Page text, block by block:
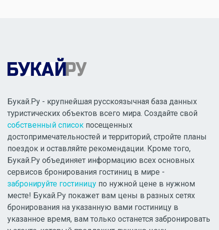
Букай.Ру - крупнейшая русскоязычная база данных
туристических объектов всего мира. Создайте свой
собственный список посещенных
достопримечательностей и территорий, стройте планы
поездок и оставляйте рекомендации. Кроме того,
Букай.Ру объединяет информацию всех основных
сервисов бронирования гостиниц в мире -
забронируйте гостиницу по нужной цене в нужном
месте! Букай.Ру покажет вам цены в разных сетях
бронирования на указанную вами гостиницу в
указанное время, вам только останется забронировать